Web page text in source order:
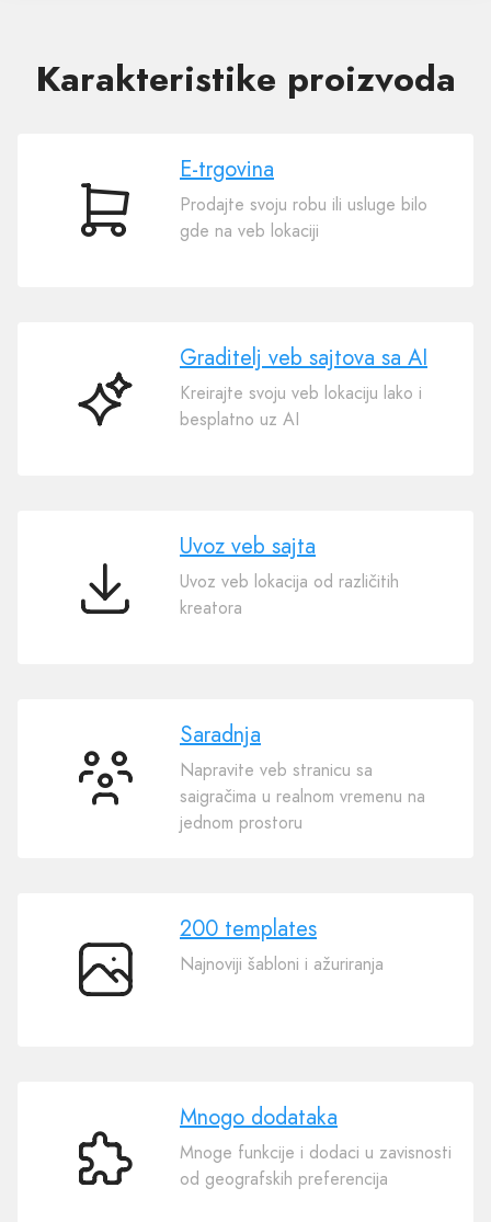
Karakteristike proizvoda
E-
E-trgovina
Prodajte svoju robu ili usluge bilo
gde na veb lokaciji
Graditelj
Graditelj veb sajtova sa AI
Kreirajte svoju veb lokaciju lako i
besplatno uz AI
Uvoz
Uvoz veb sajta
Uvoz veb lokacija od različitih
kreatora
Saradnja
Saradnja
Napravite veb stranicu sa
saigračima u realnom vremenu na
jednom prostoru
200
200 templates
Najnoviji šabloni i ažuriranja
Mnogo
Mnogo dodataka
Mnoge funkcije i dodaci u zavisnosti
od geografskih preferencija